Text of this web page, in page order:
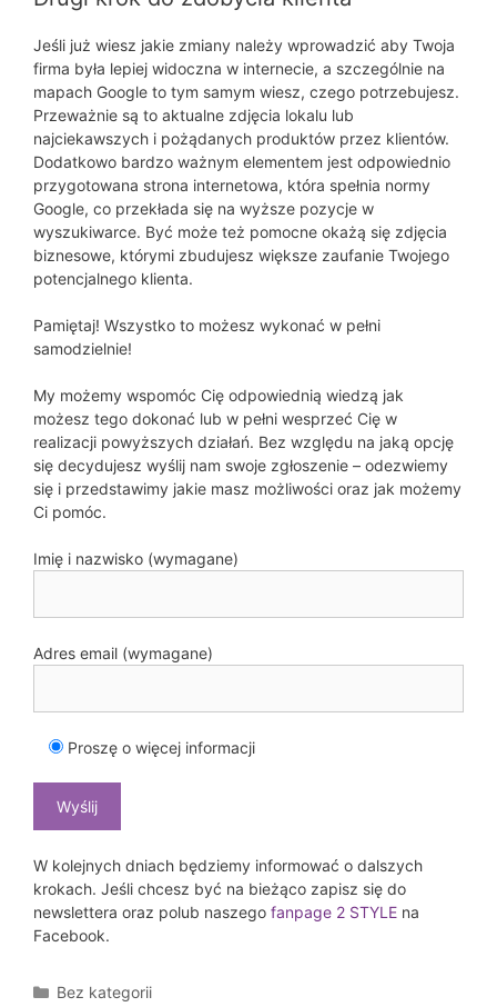
Jeśli już wiesz jakie zmiany należy wprowadzić aby Twoja
firma była lepiej widoczna w internecie, a szczególnie na
mapach Google to tym samym wiesz, czego potrzebujesz.
Przeważnie są to aktualne zdjęcia lokalu lub
najciekawszych i pożądanych produktów przez klientów.
Dodatkowo bardzo ważnym elementem jest odpowiednio
przygotowana strona internetowa, która spełnia normy
Google, co przekłada się na wyższe pozycje w
wyszukiwarce. Być może też pomocne okażą się zdjęcia
biznesowe, którymi zbudujesz większe zaufanie Twojego
potencjalnego klienta.
Pamiętaj! Wszystko to możesz wykonać w pełni
samodzielnie!
My możemy wspomóc Cię odpowiednią wiedzą jak
możesz tego dokonać lub w pełni wesprzeć Cię w
realizacji powyższych działań. Bez względu na jaką opcję
się decydujesz wyślij nam swoje zgłoszenie – odezwiemy
się i przedstawimy jakie masz możliwości oraz jak możemy
Ci pomóc.
Imię i nazwisko (wymagane)
Adres email (wymagane)
Proszę o więcej informacji
W kolejnych dniach będziemy informować o dalszych
krokach. Jeśli chcesz być na bieżąco zapisz się do
newslettera oraz polub naszego fanpage 2 STYLE na
Facebook.
Kategorie
Bez kategorii